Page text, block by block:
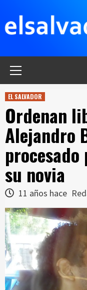
contenido
EL SALVADOR
Ordenan
Alejandro
su novia
11 años hace